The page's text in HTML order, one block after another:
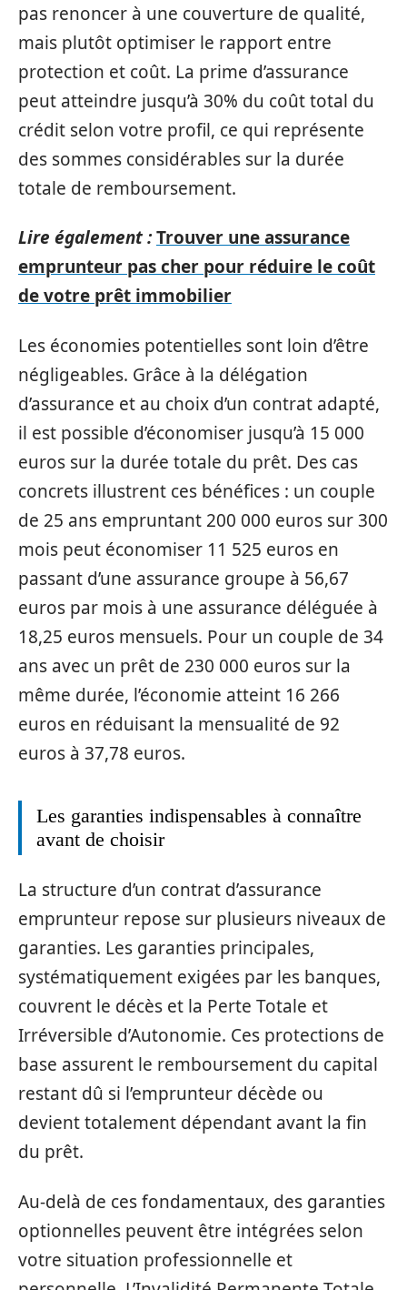
pas renoncer à une couverture de qualité,
mais plutôt optimiser le rapport entre
protection et coût. La prime d’assurance
peut atteindre jusqu’à 30% du coût total du
crédit selon votre profil, ce qui représente
des sommes considérables sur la durée
totale de remboursement.
Lire également :Trouver une assurance
emprunteur pas cher pour réduire le coût
de votre prêt immobilier
Les économies potentielles sont loin d’être
négligeables. Grâce à la délégation
d’assurance et au choix d’un contrat adapté,
il est possible d’économiser jusqu’à 15 000
euros sur la durée totale du prêt. Des cas
concrets illustrent ces bénéfices : un couple
de 25 ans empruntant 200 000 euros sur 300
mois peut économiser 11 525 euros en
passant d’une assurance groupe à 56,67
euros par mois à une assurance déléguée à
18,25 euros mensuels. Pour un couple de 34
ans avec un prêt de 230 000 euros sur la
même durée, l’économie atteint 16 266
euros en réduisant la mensualité de 92
euros à 37,78 euros.
Les garanties indispensables à connaître
avant de choisir
La structure d’un contrat d’assurance
emprunteur repose sur plusieurs niveaux de
garanties. Les garanties principales,
systématiquement exigées par les banques,
couvrent le décès et la Perte Totale et
Irréversible d’Autonomie. Ces protections de
base assurent le remboursement du capital
restant dû si l’emprunteur décède ou
devient totalement dépendant avant la fin
du prêt.
Au-delà de ces fondamentaux, des garanties
optionnelles peuvent être intégrées selon
votre situation professionnelle et